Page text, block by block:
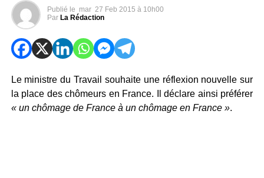
Publié le mar 27 Feb 2015 à 10h00
Par La Rédaction
Le ministre du Travail souhaite une réflexion nouvelle sur
la place des chômeurs en France. Il déclare ainsi préférer
« un chômage de France à un chômage en France ».